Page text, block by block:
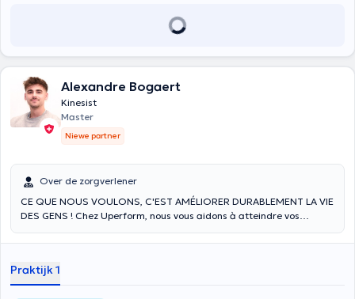
Alexandre Bogaert
Kinesist
Master
Niewe partner
Over de zorgverlener
CE QUE NOUS VOULONS, C'EST AMÉLIORER DURABLEMENT LA VIE
DES GENS ! Chez Uperform, nous vous aidons à atteindre vos
accompagnant dans votre prévention, rééducation et amélioration
Praktijk 1